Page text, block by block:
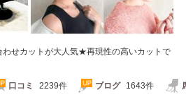
わせカットが大人気★再現性の高いカットで
口コミ 2239件 ブログ 1643件